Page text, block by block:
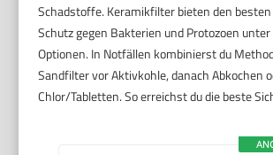
Schadstoffe. Keramikfilter bieten den
Schutz gegen Bakterien und Protozoen unter
Optionen. In Notfällen kombinierst du
Sandfilter vor Aktivkohle, danach Abkochen
Chlor/Tabletten. So erreichst du die beste